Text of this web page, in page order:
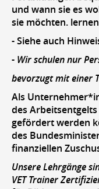
und wann sie es
sie möchten.
- Siehe auch
- Wir schulen nur
bevorzugt mit einer
Als
des
gefördert werden
des
finanziellen
Unsere Lehrgänge
VET Trainer